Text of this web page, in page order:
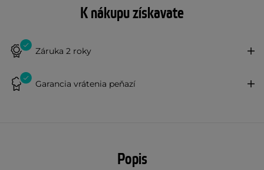
K nákupu získavate
Záruka 2 roky
Garancia vrátenia peňazí
Popis